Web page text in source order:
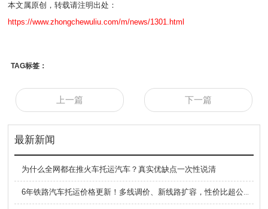
本文属原创，转载请注明出处：
https://www.zhongchewuliu.com/m/news/1301.html
TAG标签：
上一篇 下一篇
最新新闻
为什么全网都在推火车托运汽车？真实优缺点一次性说清
6年铁路汽车托运价格更新！多线调价、新线路扩容，性价比超公路大板车